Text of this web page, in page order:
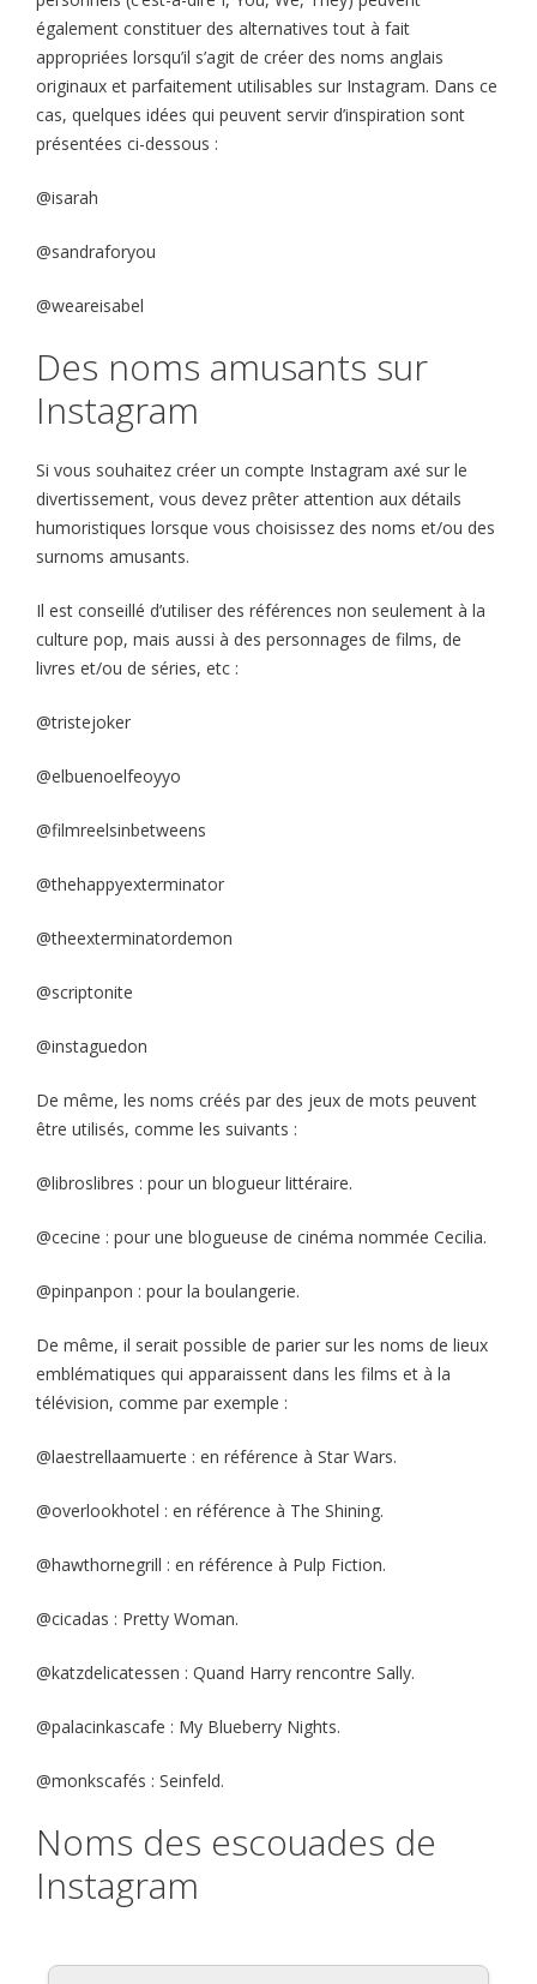
également constituer des alternatives tout à fait
appropriées lorsqu’il s’agit de créer des noms anglais
originaux et parfaitement utilisables sur Instagram. Dans ce
cas, quelques idées qui peuvent servir d’inspiration sont
présentées ci-dessous :
@isarah
@sandraforyou
@weareisabel
Des noms amusants sur
Instagram
Si vous souhaitez créer un compte Instagram axé sur le
divertissement, vous devez prêter attention aux détails
humoristiques lorsque vous choisissez des noms et/ou des
surnoms amusants.
Il est conseillé d’utiliser des références non seulement à la
culture pop, mais aussi à des personnages de films, de
livres et/ou de séries, etc :
@tristejoker
@elbuenoelfeoyyo
@filmreelsinbetweens
@thehappyexterminator
@theexterminatordemon
@scriptonite
@instaguedon
De même, les noms créés par des jeux de mots peuvent
être utilisés, comme les suivants :
@libroslibres : pour un blogueur littéraire.
@cecine : pour une blogueuse de cinéma nommée Cecilia.
@pinpanpon : pour la boulangerie.
De même, il serait possible de parier sur les noms de lieux
emblématiques qui apparaissent dans les films et à la
télévision, comme par exemple :
@laestrellaamuerte : en référence à Star Wars.
@overlookhotel : en référence à The Shining.
@hawthornegrill : en référence à Pulp Fiction.
@cicadas : Pretty Woman.
@katzdelicatessen : Quand Harry rencontre Sally.
@palacinkascafe : My Blueberry Nights.
@monkscafés : Seinfeld.
Noms des escouades de
Instagram